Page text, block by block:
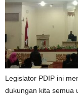
Legislator PDIP ini
dukungan kita semua